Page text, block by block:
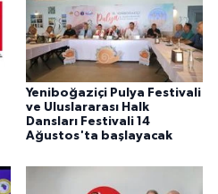
Yeniboğaziçi Pulya Festivali
ve Uluslararası Halk
Dansları Festivali 14
Ağustos'ta başlayacak